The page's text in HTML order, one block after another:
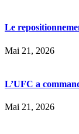
Le
Mai 21, 2026
L’UFC a
Mai 21, 2026